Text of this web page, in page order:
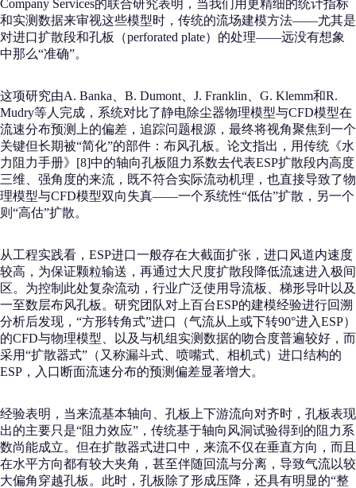
Company Services的联合研究表明，当我们用更精细的统计指标
和实测数据来审视这些模型时，传统的流场建模方法——尤其是
对进口扩散段和孔板（perforated plate）的处理——远没有想象
中那么“准确”。
这项研究由A. Banka、B. Dumont、J. Franklin、G. Klemm和R.
Mudry等人完成，系统对比了静电除尘器物理模型与CFD模型在
流速分布预测上的偏差，追踪问题根源，最终将视角聚焦到一个
关键但长期被“简化”的部件：布风孔板。论文指出，用传统《水
力阻力手册》[8]中的轴向孔板阻力系数去代表ESP扩散段内高度
三维、强角度的来流，既不符合实际流动机理，也直接导致了物
理模型与CFD模型双向失真——一个系统性“低估”扩散，另一个
则“高估”扩散。
从工程实践看，ESP进口一般存在大截面扩张，进口风道内速度
较高，为保证颗粒输送，再通过大尺度扩散段降低流速进入极间
区。为控制此处复杂流动，行业广泛使用导流板、梯形导叶以及
一至数层布风孔板。研究团队对上百台ESP的建模经验进行回溯
分析后发现，“方形转角式”进口（气流从上或下转90°进入ESP）
的CFD与物理模型、以及与机组实测数据的吻合度普遍较好，而
采用“扩散器式”（又称漏斗式、喷嘴式、相机式）进口结构的
ESP，入口断面流速分布的预测偏差显著增大。
经验表明，当来流基本轴向、孔板上下游流向对齐时，孔板表现
出的主要只是“阻力效应”，传统基于轴向风洞试验得到的阻力系
数尚能成立。但在扩散器式进口中，来流不仅在垂直方向，而且
在水平方向都有较大夹角，甚至伴随回流与分离，导致气流以较
大偏角穿越孔板。此时，孔板除了形成压降，还具有明显的“整